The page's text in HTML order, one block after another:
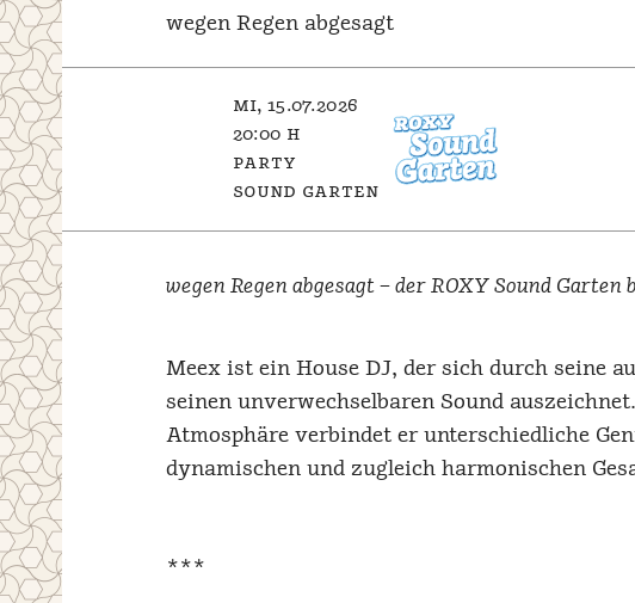
wegen Regen abgesagt
mi, 15.07.2026
20:00 h
party
sound garten
wegen Regen abgesagt – der ROXY Sound Garten
Meex ist ein House DJ, der sich durch seine
seinen unverwechselbaren Sound
Atmosphäre verbindet er unterschiedliche
dynamischen und zugleich harmonischen
***